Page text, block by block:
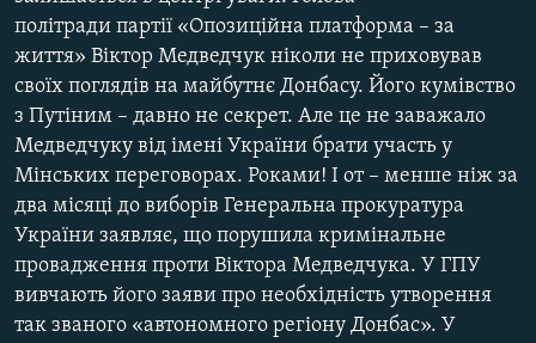
КРИМ РЕАЛІЇ
РУС
УКР
КТАТ
ДОЛУЧАЙСЯ!
політради партії «Опозиційна платформа – за
життя» Віктор Медведчук ніколи не приховував
своїх поглядів на майбутнє Донбасу. Його кумівство
з Путіним – давно не секрет. Але це не заважало
Медведчуку від імені України брати участь у
Мінських переговорах. Роками! І от – менше ніж за
два місяці до виборів Генеральна прокуратура
України заявляє, що порушила кримінальне
провадження проти Віктора Медведчука. У ГПУ
вивчають його заяви про необхідність утворення
так званого «автономного регіону Донбас». У